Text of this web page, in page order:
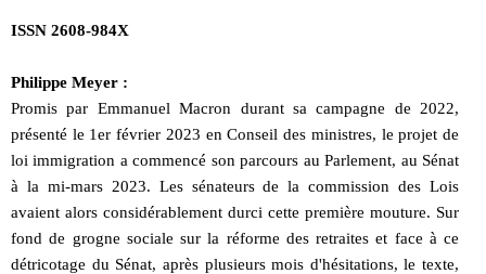
ISSN 2608-984X
Philippe Meyer :
Promis par Emmanuel Macron durant sa campagne de 2022,
présenté le 1er février 2023 en Conseil des ministres, le projet de
loi immigration a commencé son parcours au Parlement, au Sénat
à la mi-mars 2023. Les sénateurs de la commission des Lois
avaient alors considérablement durci cette première mouture. Sur
fond de grogne sociale sur la réforme des retraites et face à ce
détricotage du Sénat, après plusieurs mois d'hésitations, le texte,